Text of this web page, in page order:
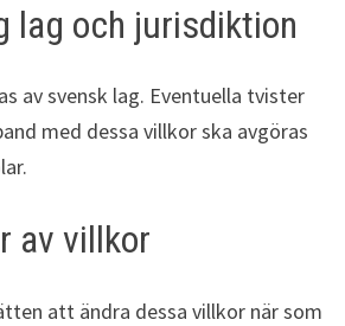
lag och jurisdiktion
av svensk lag. Eventuella tvister
med dessa villkor ska avgöras
av villkor
att ändra dessa villkor när som